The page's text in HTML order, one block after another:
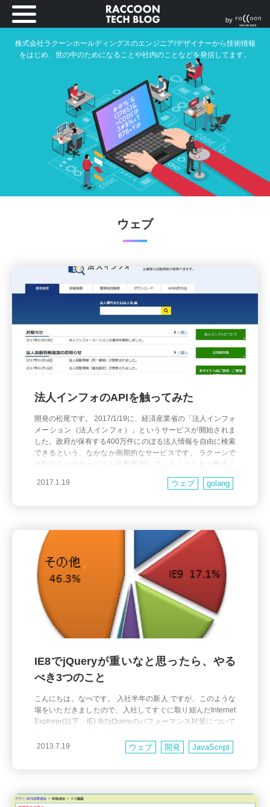
株式会社ラクーンホールディングスのエンジニア/デザイナーから技術情報
をはじめ、世の中のためになることや社内のことなどを発信してます。
by
ウェブ
法人インフォのAPIを触ってみた
開発の松尾です。 2017/1/19に、経済産業省の「法人インフォ
メーション（法人インフォ）」というサービスが開始されま
した。政府が保有する400万件にのぼる法人情報を自由に検索
できるという、なかなか画期的なサービスです。 ラクーンで
はB2B向けのサービスを複数展開していることもあり数多く
の企業情報を取り扱います、政府によって一元化された企業
情報に自由にアクセスできるというのは、ラク
2017.1.19 ウェブ golang
IE8でjQueryが重いなと思ったら、やる
べき3つのこと
こんにちは。なべです。 入社半年の新人 ですが、このような
場をいただきましたので、入社してすぐに取り組んだInternet
Explorer(以下、IE) 8のjQueryのパフォーマンス対策について
着くような方はHTML5をいじってみたり、普段使用するブラ
2013.7.19 開発
ウェブ JavaScript